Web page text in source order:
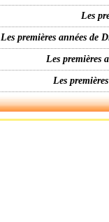
Les
Les premières années de
Les premières
Les